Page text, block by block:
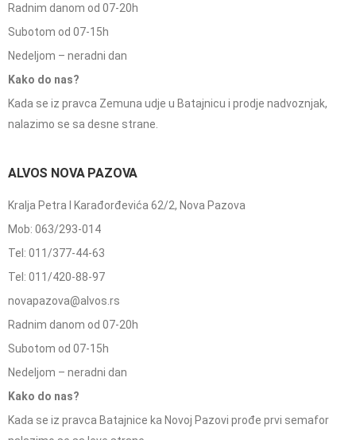
Radnim danom od 07-20h
Subotom od 07-15h
Nedeljom – neradni dan
Kako do nas?
Kada se iz pravca Zemuna udje u Batajnicu i prodje nadvoznjak,
nalazimo se sa desne strane.
ALVOS NOVA PAZOVA
Kralja Petra I Karađorđevića 62/2, Nova Pazova
Mob: 063/293-014
Tel: 011/377-44-63
Tel: 011/420-88-97
novapazova@alvos.rs
Radnim danom od 07-20h
Subotom od 07-15h
Nedeljom – neradni dan
Kako do nas?
Kada se iz pravca Batajnice ka Novoj Pazovi prođe prvi semafor